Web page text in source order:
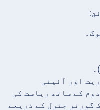
اور آئینی
کے ساتھ ریاست کی
گورنر جنرل کے ذریعے